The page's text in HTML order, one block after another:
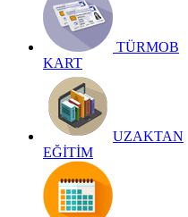
TÜRMOB
KART
UZAKTAN
EĞİTİM